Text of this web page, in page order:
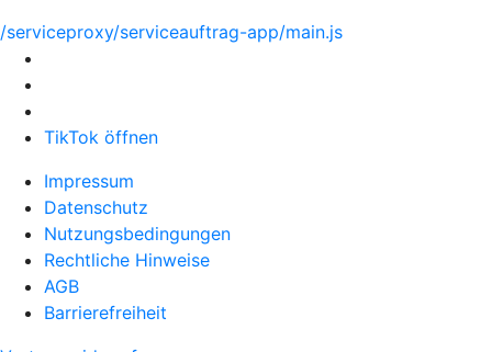
/serviceproxy/serviceauftrag-app/main.js
TikTok öffnen
Impressum
Datenschutz
Nutzungsbedingungen
Rechtliche Hinweise
AGB
Barrierefreiheit